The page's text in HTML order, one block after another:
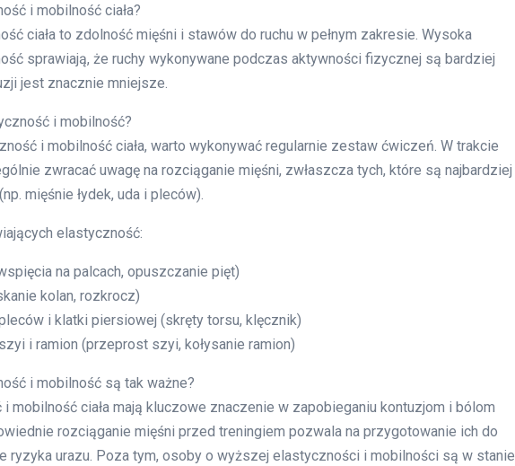
i mobilność ciała?
ciała to zdolność mięśni i stawów do ruchu w pełnym zakresie. Wysoka
sprawiają, że ruchy wykonywane podczas aktywności fizycznej są bardziej
jest znacznie mniejsze.
i mobilność?
i mobilność ciała, warto wykonywać regularnie zestaw ćwiczeń. W trakcie
zwracać uwagę na rozciąganie mięśni, zwłaszcza tych, które są najbardziej
mięśnie łydek, uda i pleców).
elastyczność:
na palcach, opuszczanie pięt)
kolan, rozkrocz)
i klatki piersiowej (skręty torsu, klęcznik)
i ramion (przeprost szyi, kołysanie ramion)
i mobilność są tak ważne?
mobilność ciała mają kluczowe znaczenie w zapobieganiu kontuzjom i bólom
rozciąganie mięśni przed treningiem pozwala na przygotowanie ich do
ryzyka urazu. Poza tym, osoby o wyższej elastyczności i mobilności są w stanie